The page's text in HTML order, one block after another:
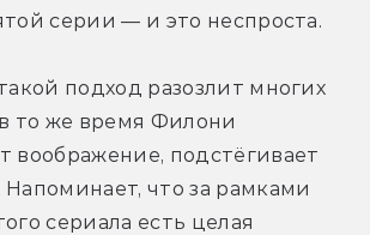
серии — и это неспроста.
подход разозлит многих
то же время Филони
воображение, подстёгивает
что за рамками
сериала есть целая